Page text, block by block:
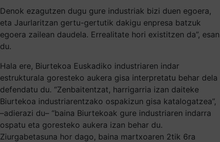
Denok ezagutzen dugu gure industriak bizi duen egoera,
eta Jaurlaritzan gertu-gertutik dakigu enpresa batzuk
egoera zailean daudela. Errealitate hori existitzen da”, esan
du.
Hala ere, Biurtekoa Euskadiko industriaren indar
estrukturala goresteko aukera gisa interpretatu behar dela
defendatu du. “Zenbaitentzat, harrigarria izan daiteke
Biurtekoa industriarentzako ospakizun gisa katalogatzea”,
–adierazi du– “baina Biurtekoak gure industriaren indarra
ospatu eta goresteko aukera izan behar du.
Ziurgabetasuna hor dago, baina martxoaren 2tik 6ra